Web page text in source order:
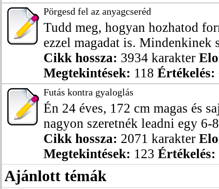
Pörgesd fel az anyagcseréd
Tudd meg, hogyan hozhatod
ezzel magadat is. Mindenkinek
Cikk hossza: 3934 karakter
Megtekintések: 118 Értékelés:
Futás kontra gyaloglás
Én 24 éves, 172 cm magas és
nagyon szeretnék leadni egy
Cikk hossza: 2071 karakter
Megtekintések: 123 Értékelés:
Ajánlott témák